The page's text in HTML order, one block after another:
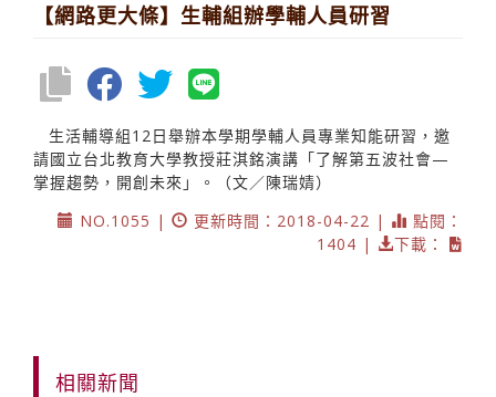
【網路更大條】生輔組辦學輔人員研習
生活輔導組12日舉辦本學期學輔人員專業知能研習，邀
請國立台北教育大學教授莊淇銘演講「了解第五波社會—
掌握趨勢，開創未來」。（文／陳瑞婧）
NO.1055 |
更新時間：2018-04-22 |
點閱：
1404 |
下載：
相關新聞